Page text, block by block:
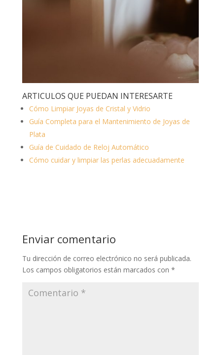
ARTICULOS QUE PUEDAN INTERESARTE
Cómo Limpiar Joyas de Cristal y Vidrio
Guía Completa para el Mantenimiento de Joyas de
Plata
Guía de Cuidado de Reloj Automático
Cómo cuidar y limpiar las perlas adecuadamente
Enviar comentario
Tu dirección de correo electrónico no será publicada.
Los campos obligatorios están marcados con *